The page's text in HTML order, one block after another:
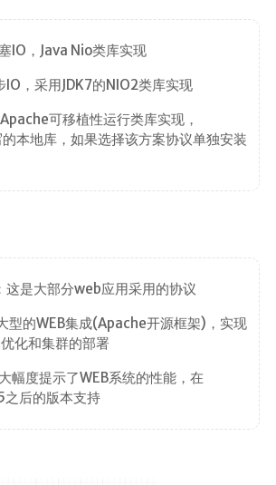
IO，Java Nio类库实现
IO，采用JDK7的NIO2类库实现
可移植性运行类库实现，
本地库，如果选择该方案协议单独安装
这是大部分web应用采用的协议
型的WEB集成(Apache开源框架)，实现
化和集群的部署
幅度提示了WEB系统的性能，在
后的版本支持